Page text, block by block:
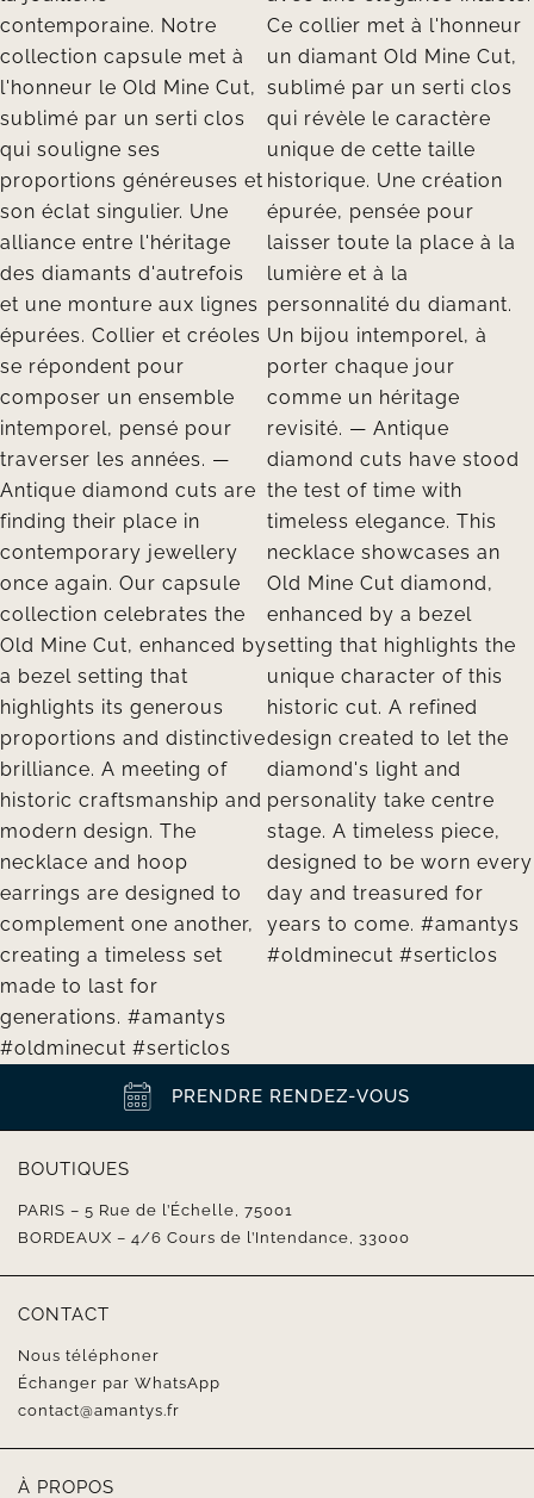
PRENDRE RENDEZ-VOUS
BOUTIQUES
PARIS – 5 Rue de l’Échelle, 75001
BORDEAUX – 4/6 Cours de l’Intendance, 33000
CONTACT
Nous téléphoner
Échanger par WhatsApp
contact@amantys.fr
À PROPOS